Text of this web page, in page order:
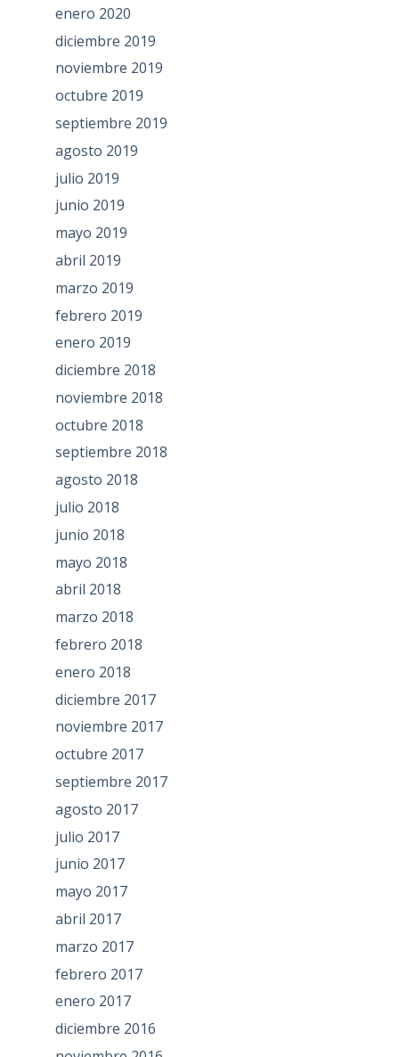
enero 2020
diciembre 2019
noviembre 2019
octubre 2019
septiembre 2019
agosto 2019
julio 2019
junio 2019
mayo 2019
abril 2019
marzo 2019
febrero 2019
enero 2019
diciembre 2018
noviembre 2018
octubre 2018
septiembre 2018
agosto 2018
julio 2018
junio 2018
mayo 2018
abril 2018
marzo 2018
febrero 2018
enero 2018
diciembre 2017
noviembre 2017
octubre 2017
septiembre 2017
agosto 2017
julio 2017
junio 2017
mayo 2017
abril 2017
marzo 2017
febrero 2017
enero 2017
diciembre 2016